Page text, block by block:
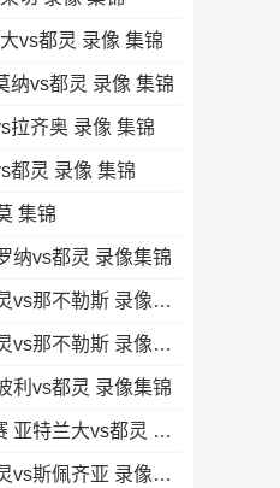
vs都灵 录像 集锦
纳vs都灵 录像 集锦
拉齐奥 录像 集锦
都灵 录像 集锦
集锦
纳vs都灵 录像集锦
05月08日 意甲第36轮 都灵vs那不勒斯 录像集锦
05月08日 意甲第36轮 都灵vs那不勒斯 录像集锦
利vs都灵 录像集锦
04月28日 意甲第20轮补赛 亚特兰大vs都灵 录像集锦
04月24日 意甲第34轮 都灵vs斯佩齐亚 录像集锦